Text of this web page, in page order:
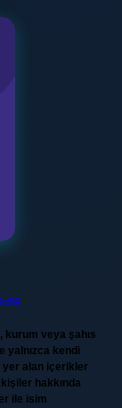
kurum veya şahıs
yalnızca kendi
yer alan içerikler
hakkında
ile isim